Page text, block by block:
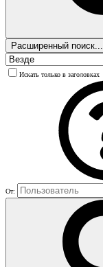
Расширенный поиск...
Искать только в заголовках
От: